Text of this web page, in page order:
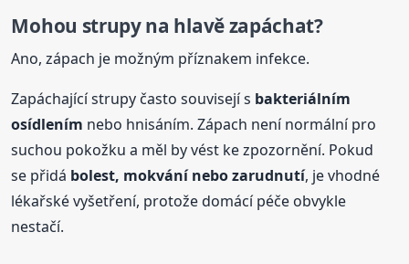
Mohou strupy na hlavě zapáchat?
Ano, zápach je možným příznakem infekce.
Zapáchající strupy často souvisejí s bakteriálním
osídlením nebo hnisáním. Zápach není normální pro
suchou pokožku a měl by vést ke zpozornění. Pokud
se přidá bolest, mokvání nebo zarudnutí, je vhodné
lékařské vyšetření, protože domácí péče obvykle
nestačí.